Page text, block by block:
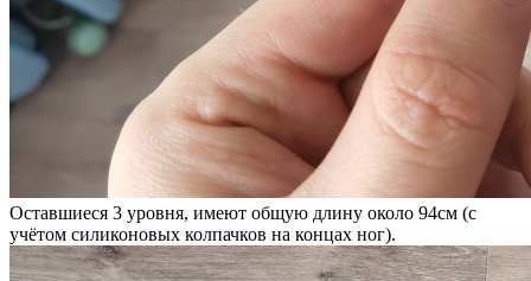
Оставшиеся 3 уровня, имеют общую длину около 94см (с
учётом силиконовых колпачков на концах ног).